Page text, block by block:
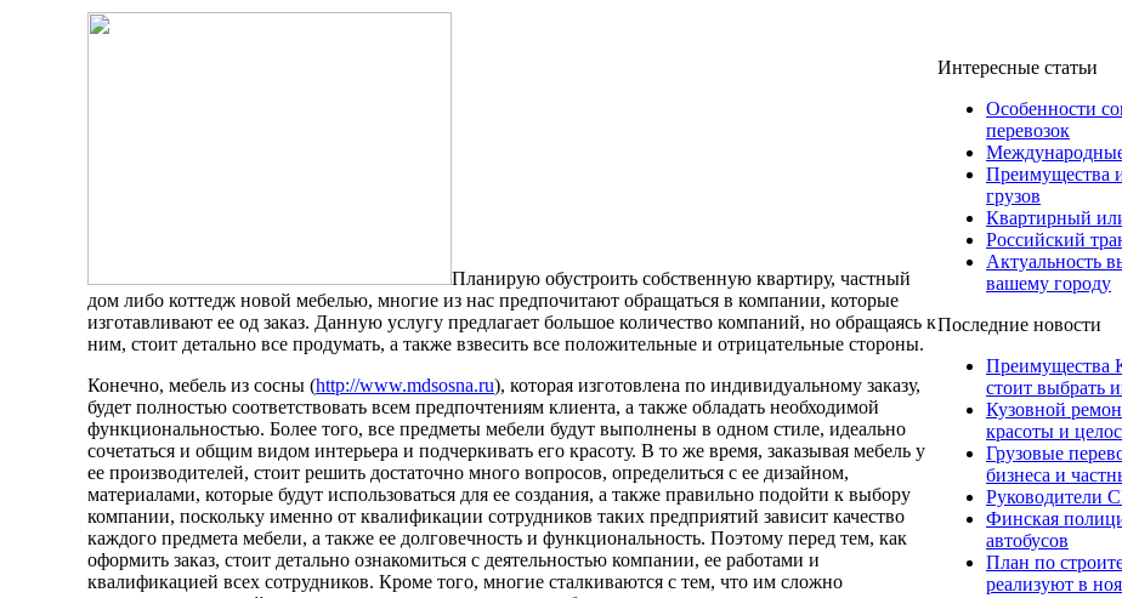
Планирую обустроить собственную квартиру, частный
дом либо коттедж новой мебелью, многие из нас предпочитают обращаться в компании, которые
изготавливают ее од заказ. Данную услугу предлагает большое количество компаний, но обращаясь к
ним, стоит детально все продумать, а также взвесить все положительные и отрицательные стороны.
Конечно, мебель из сосны (http://www.mdsosna.ru), которая изготовлена по индивидуальному заказу,
будет полностью соответствовать всем предпочтениям клиента, а также обладать необходимой
функциональностью. Более того, все предметы мебели будут выполнены в одном стиле, идеально
сочетаться и общим видом интерьера и подчеркивать его красоту. В то же время, заказывая мебель у
ее производителей, стоит решить достаточно много вопросов, определиться с ее дизайном,
материалами, которые будут использоваться для ее создания, а также правильно подойти к выбору
компании, поскольку именно от квалификации сотрудников таких предприятий зависит качество
каждого предмета мебели, а также ее долговечность и функциональность. Поэтому перед тем, как
оформить заказ, стоит детально ознакомиться с деятельностью компании, ее работами и
квалификацией всех сотрудников. Кроме того, многие сталкиваются с тем, что им сложно
Интересные статьи
Особенности
перевозок
Преимущества
грузов
Квартирный
Российский
Актуальность
вашему городу
Последние новости
Преимущества
стоит выбрать
Кузовной
красоты и
Грузовые
бизнеса и
Руководители
Финская
автобусов
План по
реализуют в